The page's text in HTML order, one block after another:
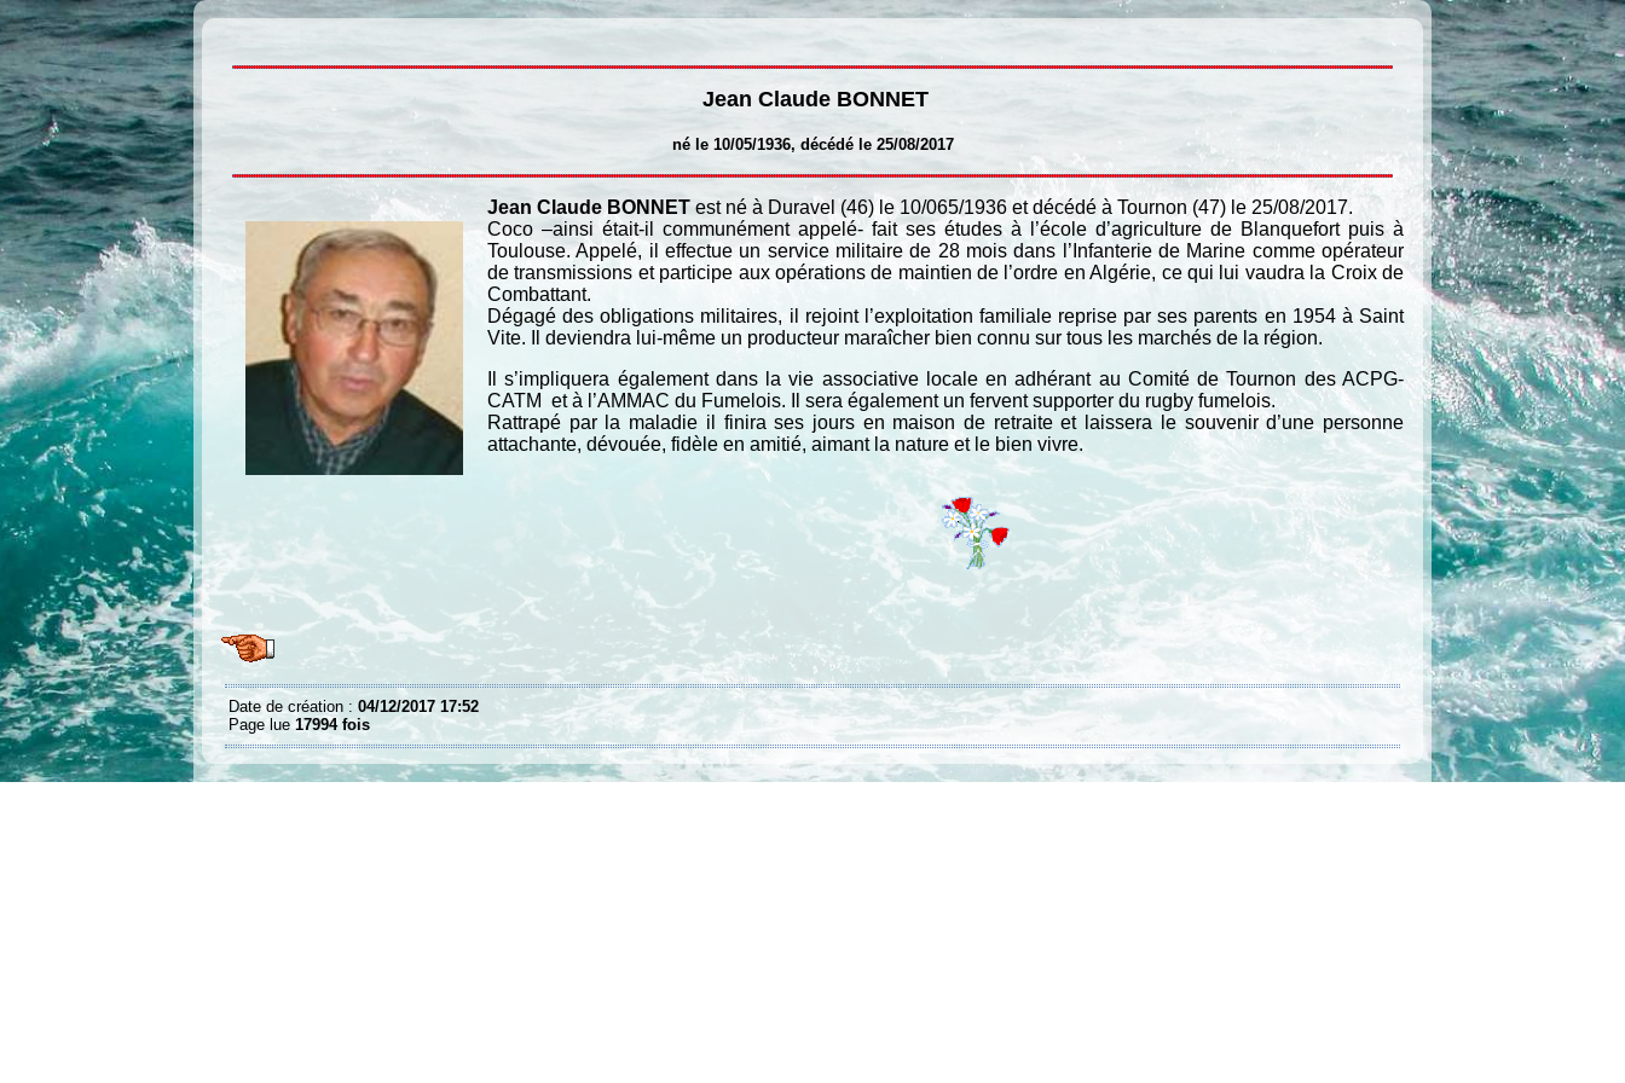
Jean Claude BONNET
né le 10/05/1936, décédé le 25/08/2017
Jean Claude BONNET est né à Duravel (46) le 10/065/1936 et décédé à Tournon (47) le 25/08/2017.
Coco –ainsi était-il communément appelé- fait ses études à l’école d’agriculture de Blanquefort puis à
Toulouse. Appelé, il effectue un service militaire de 28 mois dans l’Infanterie de Marine comme opérateur
de transmissions et participe aux opérations de maintien de l’ordre en Algérie, ce qui lui vaudra la Croix de
Combattant.
Dégagé des obligations militaires, il rejoint l’exploitation familiale reprise par ses parents en 1954 à Saint
Vite. Il deviendra lui-même un producteur maraîcher bien connu sur tous les marchés de la région.
Il s’impliquera également dans la vie associative locale en adhérant au Comité de Tournon des ACPG-
CATM et à l’AMMAC du Fumelois. Il sera également un fervent supporter du rugby fumelois.
Rattrapé par la maladie il finira ses jours en maison de retraite et laissera le souvenir d’une personne
attachante, dévouée, fidèle en amitié, aimant la nature et le bien vivre.
Date de création : 04/12/2017 17:52
Page lue 17994 fois